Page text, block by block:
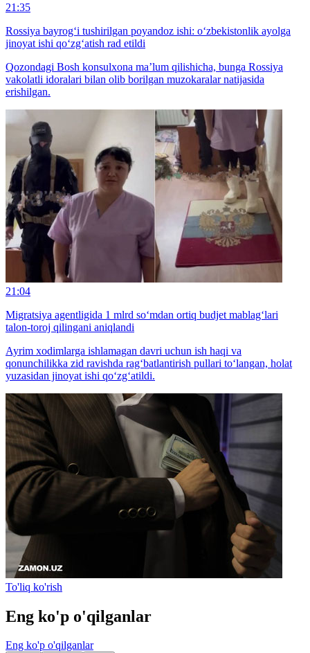
21:35
Rossiya bayrog‘i tushirilgan poyandoz ishi: o‘zbekistonlik ayolga
jinoyat ishi qo‘zg‘atish rad etildi
Qozondagi Bosh konsulxona ma’lum qilishicha, bunga Rossiya
vakolatli idoralari bilan olib borilgan muzokaralar natijasida
erishilgan.
21:04
Migratsiya agentligida 1 mlrd so‘mdan ortiq budjet mablag‘lari
talon-toroj qilingani aniqlandi
Ayrim xodimlarga ishlamagan davri uchun ish haqi va
qonunchilikka zid ravishda rag‘batlantirish pullari to‘langan, holat
yuzasidan jinoyat ishi qo‘zg‘atildi.
To'liq ko'rish
Eng ko'p o'qilganlar
Eng ko'p o'qilganlar